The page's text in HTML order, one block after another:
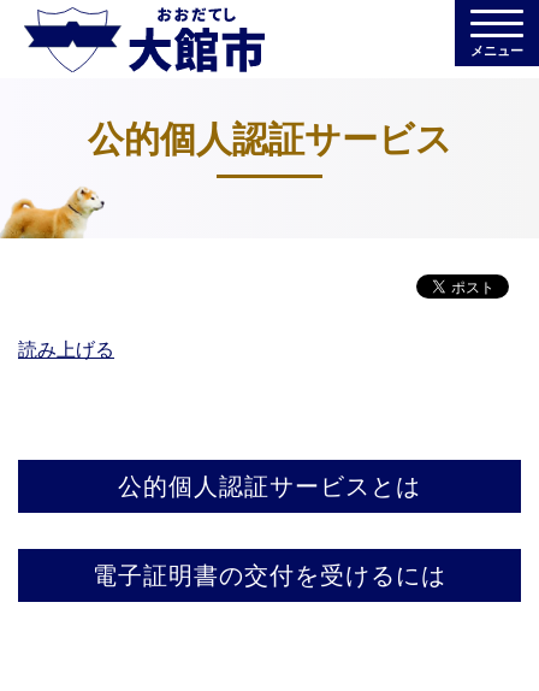
メニュー
公的個人認証サービス
読み上げる
公的個人認証サービスとは
電子証明書の交付を受けるには